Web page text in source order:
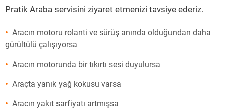
Pratik Araba servisini ziyaret etmenizi tavsiye ederiz.
Aracın motoru rolanti ve sürüş anında olduğundan daha
gürültülü çalışıyorsa
Aracın motorunda bir tıkırtı sesi duyulursa
Araçta yanık yağ kokusu varsa
Aracın yakıt sarfiyatı artmışsa